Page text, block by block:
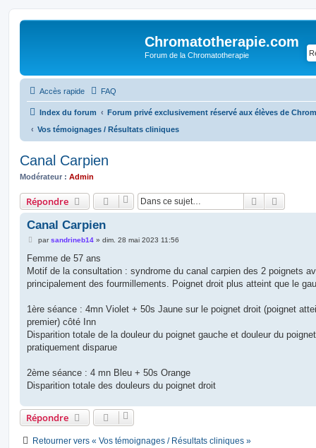
Chromatotherapie.com
Forum de la Chromatotherapie
Accès rapide FAQ
Index du forum
Forum privé exclusivement réservé aux élèves de
Vos témoignages / Résultats cliniques
Canal Carpien
Modérateur : Admin
Répondre Rechercher
Canal Carpien
M
s
a
g
parsandrineb14» dim. 28 mai 2023 11:56
Femme de 57 ans
Motif de la consultation : syndrome du canal carpien des 2 poignets
principalement des fourmillements. Poignet droit plus atteint que le
1ère séance : 4mn Violet + 50s Jaune sur le poignet droit (poignet
premier) côté Inn
Disparition totale de la douleur du poignet gauche et douleur du
pratiquement disparue
2ème séance : 4 mn Bleu + 50s Orange
Disparition totale des douleurs du poignet droit
Répondre
Retourner vers « Vos témoignages / Résultats cliniques »